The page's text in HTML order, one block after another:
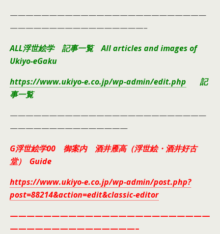
—————————————————————————
—————————————————–
ALL浮世絵学 記事一覧 All articles and images of
Ukiyo-eGaku
https://www.ukiyo-e.co.jp/wp-admin/edit.php 記
事一覧
—————————————————————————
———————————————
G浮世絵学00 御案内 酒井雁高（浮世絵・酒井好古
堂） Guide
https://www.ukiyo-e.co.jp/wp-admin/post.php?
post=88214&action=edit&classic-editor
————————————————————————
———————————————–